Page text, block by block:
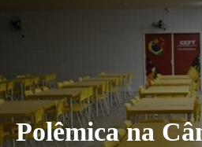
Polêmica na